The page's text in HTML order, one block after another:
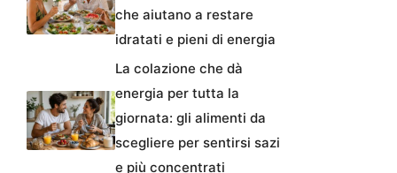
che aiutano a restare
idratati e pieni di energia
La colazione che dà
energia per tutta la
giornata: gli alimenti da
scegliere per sentirsi sazi
e più concentrati